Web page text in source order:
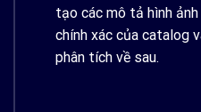
tạo các mô tả hình
chính xác của catalog
phân tích về sau.